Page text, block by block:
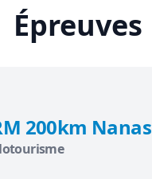
Épreuves
200km Nanas